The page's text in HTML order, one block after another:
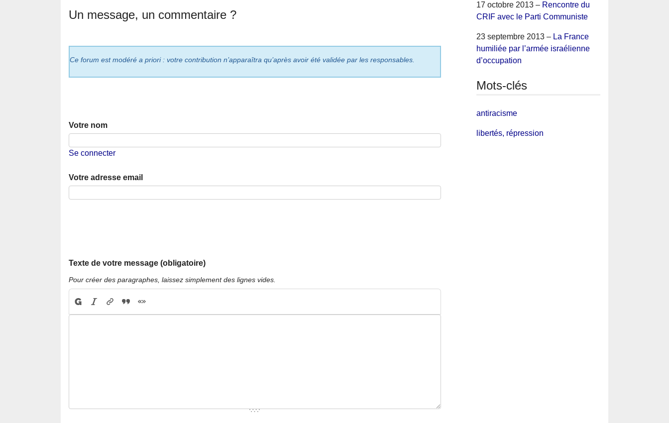
Un message, un commentaire ?
Ce forum est modéré a priori : votre contribution n’apparaîtra qu’après avoir été validée par les responsables.
Votre nom
Se connecter
Votre adresse email
Texte de votre message (obligatoire)
Pour créer des paragraphes, laissez simplement des lignes vides.
17 octobre 2013 – Rencontre du
CRIF avec le Parti Communiste
23 septembre 2013 – La France
humiliée par l’armée israélienne
d’occupation
Mots-clés
antiracisme
libertés, répression